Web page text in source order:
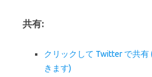
共有:
クリックして Twitter で共有
きます)